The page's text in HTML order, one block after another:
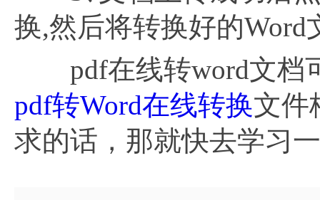
换,然后将转换好的
pdf在线转word文档
pdf转Word在线转换文件
求的话，那就快去学习